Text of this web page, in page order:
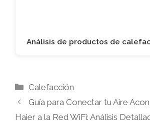
Análisis de productos de
Categorías
Calefacción
Guía para Conectar tu Aire
Haier a la Red WiFi: Análisis